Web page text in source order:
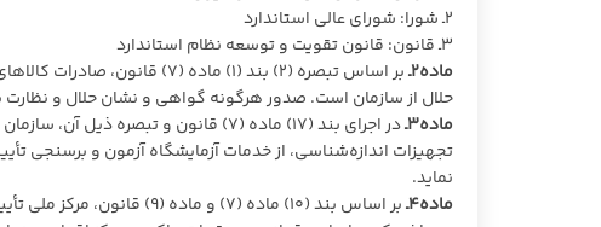
۲ـ شورا: شورای عالی استاندارد
۳ـ قانون: قانون تقویت و توسعه نظام استاندارد
ماده۲ـ
بر اساس تبصره (۲) بند (۱)
حلال از سازمان است. صدور هرگونه گواهی و نشان حلال و نظارت
ماده۳ـ
در اجرای بند (۱۷) ماده (۷) قانون و
تجهیزات اندازه‌شناسی، از خدمات آزمایشگاه آزمون و برسنجی
نماید.
ماده۴ـ
بر اساس بند (۱۰) ماده (۷) و